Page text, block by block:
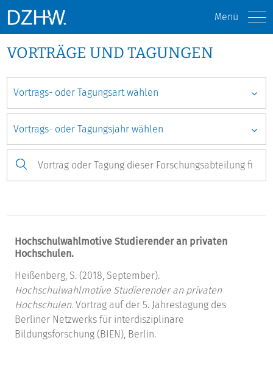
Menü
VORTRÄGE UND TAGUNGEN
Hochschulwahlmotive Studierender an privaten
Hochschulen.
Heißenberg, S. (2018, September).
Hochschulwahlmotive Studierender an privaten
Hochschulen. Vortrag auf der 5. Jahrestagung des
Berliner Netzwerks für interdisziplinäre
Bildungsforschung (BIEN), Berlin.